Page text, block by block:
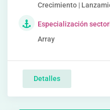
Crecimiento |
Especialización
Array
Detalles